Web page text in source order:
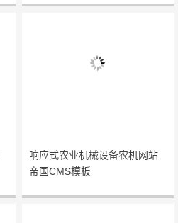
响应式农业机械设备农机网站
帝国CMS模板